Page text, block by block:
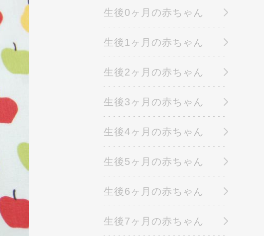
生後0ヶ月の赤ちゃん
生後1ヶ月の赤ちゃん
生後2ヶ月の赤ちゃん
生後3ヶ月の赤ちゃん
生後4ヶ月の赤ちゃん
生後5ヶ月の赤ちゃん
生後6ヶ月の赤ちゃん
生後7ヶ月の赤ちゃん